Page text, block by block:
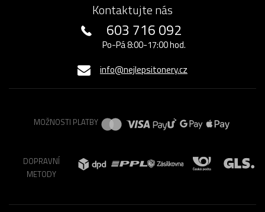
Kontaktujte nás
603 716 092
Po-Pá 8:00-17:00 hod.
info@nejlepsitonery.cz
MOŽNOSTI PLATBY
DOPRAVNÍ
METODY